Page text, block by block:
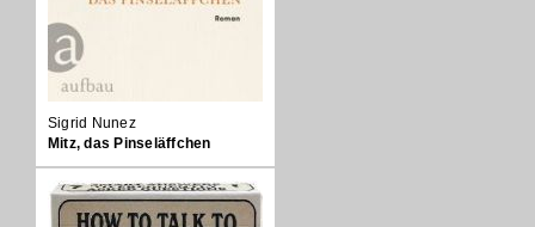
Sigrid Nunez
Mitz, das Pinseläffchen